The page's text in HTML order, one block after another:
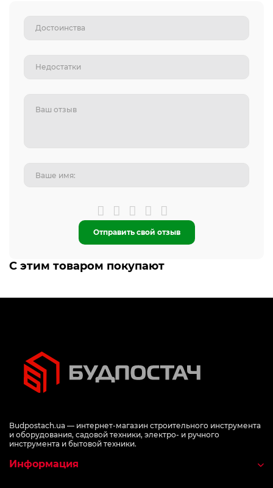
Отправить свой отзыв
С этим товаром покупают
Budpostach.ua — интернет-магазин строительного инструмента
и оборудования, садовой техники, электро- и ручного
инструмента и бытовой техники.
Информация